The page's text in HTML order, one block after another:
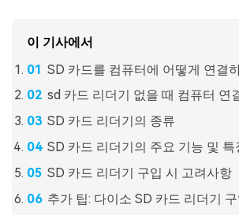
이 기사에서
SD 카드를 컴퓨터에 어떻게 연결
sd 카드 리더기 없을 때 컴퓨터 연
SD 카드 리더기의 종류
SD 카드 리더기의 주요 기능 및 특
SD 카드 리더기 구입 시 고려사항
추가 팁: 다이소 SD 카드 리더기